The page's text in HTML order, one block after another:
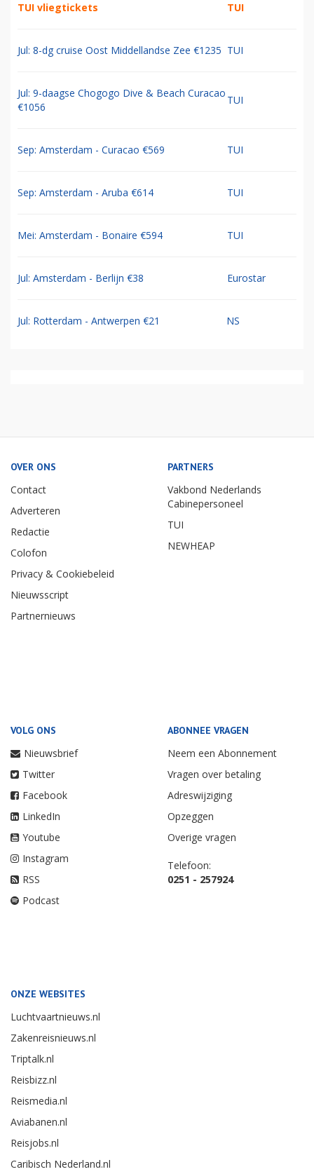
TUI vliegtickets TUI
Jul: 8-dg cruise Oost Middellandse Zee €1235 TUI
Jul: 9-daagse Chogogo Dive & Beach Curacao
€1056
TUI
Sep: Amsterdam - Curacao €569 TUI
Sep: Amsterdam - Aruba €614 TUI
Mei: Amsterdam - Bonaire €594 TUI
Jul: Amsterdam - Berlijn €38 Eurostar
Jul: Rotterdam - Antwerpen €21 NS
OVER ONS
Contact
Adverteren
Redactie
Colofon
Privacy & Cookiebeleid
Nieuwsscript
Partnernieuws
PARTNERS
Vakbond Nederlands
Cabinepersoneel
TUI
NEWHEAP
VOLG ONS
Nieuwsbrief
Twitter
Facebook
LinkedIn
Youtube
Instagram
RSS
Podcast
ABONNEE VRAGEN
Neem een Abonnement
Vragen over betaling
Adreswijziging
Opzeggen
Overige vragen
Telefoon:
0251 - 257924
ONZE WEBSITES
Luchtvaartnieuws.nl
Zakenreisnieuws.nl
Triptalk.nl
Reisbizz.nl
Reismedia.nl
Aviabanen.nl
Reisjobs.nl
Caribisch Nederland.nl